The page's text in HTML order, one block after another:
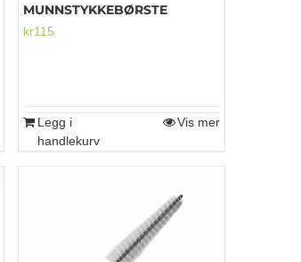
MUNNSTYKKEBØRSTE
kr115
Legg i
handlekurv
Vis mer